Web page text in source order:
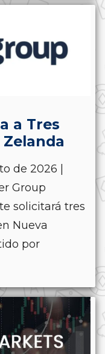
a Tres
de 2026 |
Group
solicitará tres
Nueva
por